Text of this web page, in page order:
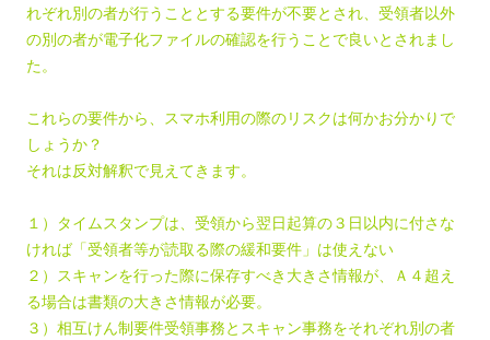
れぞれ別の者が行うこととする要件が不要とされ、受領者以外
の別の者が電子化ファイルの確認を行うことで良いとされまし
た。
これらの要件から、スマホ利用の際のリスクは何かお分かりで
しょうか？
それは反対解釈で見えてきます。
１）タイムスタンプは、受領から翌日起算の３日以内に付さな
ければ「受領者等が読取る際の緩和要件」は使えない
２）スキャンを行った際に保存すべき大きさ情報が、Ａ４超え
る場合は書類の大きさ情報が必要。
３）相互けん制要件受領事務とスキャン事務をそれぞれ別の者